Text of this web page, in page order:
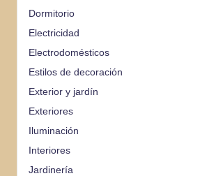
Dormitorio
Electricidad
Electrodomésticos
Estilos de decoración
Exterior y jardín
Exteriores
Iluminación
Interiores
Jardinería